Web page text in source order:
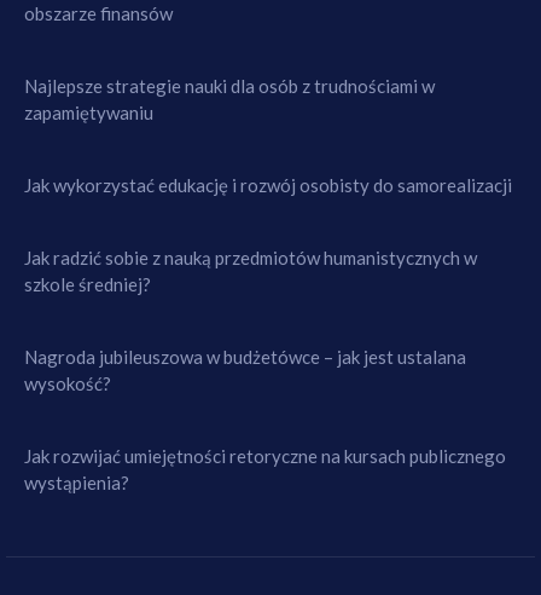
obszarze finansów
Najlepsze strategie nauki dla osób z trudnościami w
zapamiętywaniu
Jak wykorzystać edukację i rozwój osobisty do samorealizacji
Jak radzić sobie z nauką przedmiotów humanistycznych w
szkole średniej?
Nagroda jubileuszowa w budżetówce – jak jest ustalana
wysokość?
Jak rozwijać umiejętności retoryczne na kursach publicznego
wystąpienia?